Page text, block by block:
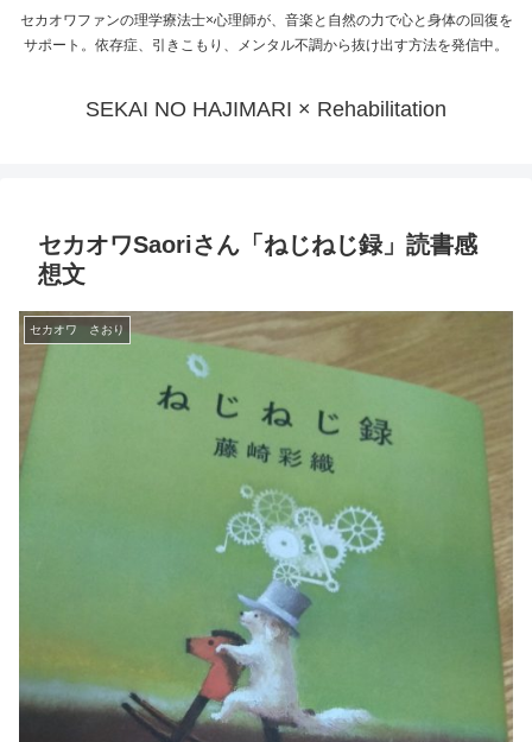
セカオワファンの理学療法士×心理師が、音楽と自然の力で心と身体の回復を
サポート。依存症、引きこもり、メンタル不調から抜け出す方法を発信中。
SEKAI NO HAJIMARI × Rehabilitation
セカオワSaoriさん「ねじねじ録」読書感
想文
セカオワ さおり